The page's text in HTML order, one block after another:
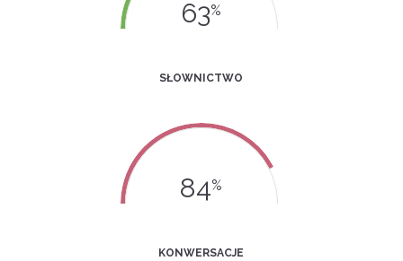
63%
SŁOWNICTWO
84%
KONWERSACJE